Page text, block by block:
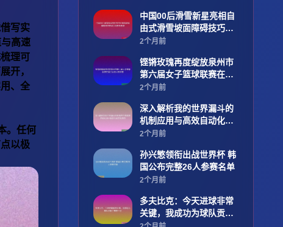
写实
高速
理可
开，
、全
。任何
以极
中国00后滑雪新星亮相自
由式滑雪坡面障碍技巧赛
场引领未来希望
2个月前
铿锵玫瑰再度绽放泉州市
第六届女子篮球联赛在晋
江永和火热开赛
2个月前
深入解析我的世界漏斗的
机制应用与高效自动化设
计思路全面实践技巧
2个月前
孙兴慜领衔出战世界杯 韩
国公布完整26人参赛名单
2个月前
多夫比克：今天进球非常
关键，我成功为球队贡献